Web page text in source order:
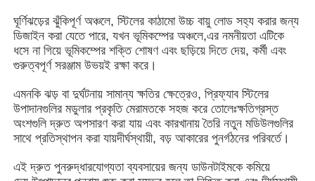
বাড়ি
পণ্য
ভিডিও
ঘূর্ণিঝড়ের ঝুঁকিপূর্ণ অঞ্চলে, স্টিলের কাঠামো উচ্চ বায়ু লোড সহ্য করার জন্য
ডিজাইন করা যেতে পারে, যখন ভূমিকম্পের অঞ্চলে,এর নমনীয়তা এটিকে
ধসে না গিয়ে ভূমিকম্পের শক্তি শোষণ এবং ছড়িয়ে দিতে দেয়, কর্মী এবং
গুরুত্বপূর্ণ সরঞ্জাম উভয়ই রক্ষা করে।
এমনকি ঝড় বা দুর্ঘটনায় সামান্য ক্ষতির ক্ষেত্রেও, প্রিফ্যাব স্টিলের
উপাদানগুলির মডুলার প্রকৃতি মেরামতকে সহজ করে তোলেঃক্ষতিগ্রস্ত
অংশগুলি দ্রুত অপসারণ করা যায় এবং কারখানায় তৈরি নতুন মডিউলগুলির
সাথে প্রতিস্থাপন করা যায়দীর্ঘস্থায়ী, বড় আকারের পুনর্গঠনের পরিবর্তে।
এই দ্রুত পুনরুদ্ধারযোগ্যতা ব্যবসায়ের জন্য ডাউনটাইমকে কমিয়ে